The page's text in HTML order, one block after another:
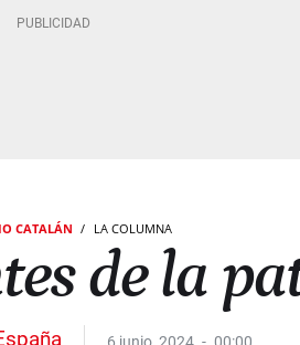
CATALÁN LA COLUMNA
de la
6 junio, 2024 00:00